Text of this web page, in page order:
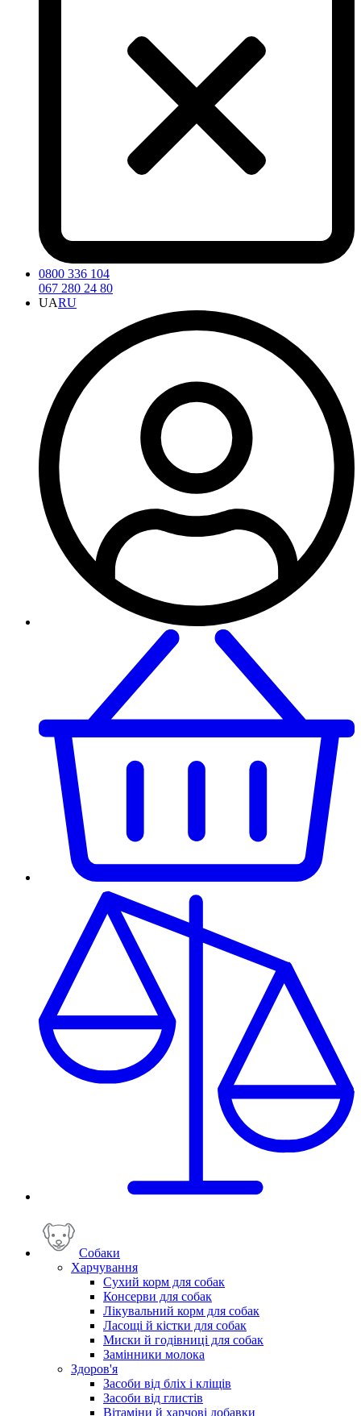
0800 336 104
067 280 24 80
UARU
Собаки
Харчування
Сухий корм для собак
Консерви для собак
Лікувальний корм для собак
Ласощі й кістки для собак
Миски й годівниці для собак
Замінники молока
Здоров'я
Засоби від бліх і кліщів
Засоби від глистів
Вітаміни й харчові добавки